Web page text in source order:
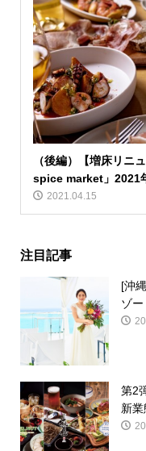
（後編）【増床リニ
spice market」2021
2021.04.15
注目記事
[沖
ゾー
第2
新業